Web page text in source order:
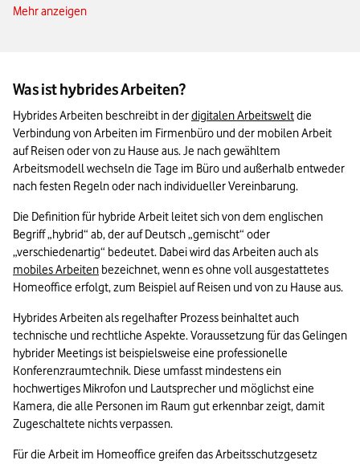
Das passende hybride Arbeitsmodell finden
Mehr anzeigen
Was ist hybrides Arbeiten?
Hybrides Arbeiten beschreibt in der digitalen Arbeitswelt die
Verbindung von Arbeiten im Firmenbüro und der mobilen Arbeit
auf Reisen oder von zu Hause aus. Je nach gewähltem
Arbeitsmodell wechseln die Tage im Büro und außerhalb entweder
nach festen Regeln oder nach individueller Vereinbarung.
Die Definition für hybride Arbeit leitet sich von dem englischen
Begriff „hybrid“ ab, der auf Deutsch „gemischt“ oder
mobiles Arbeiten bezeichnet, wenn es ohne voll ausgestattetes
Homeoffice erfolgt, zum Beispiel auf Reisen und von zu Hause aus.
Hybrides Arbeiten als regelhafter Prozess beinhaltet auch
technische und rechtliche Aspekte. Voraussetzung für das Gelingen
hybrider Meetings ist beispielsweise eine professionelle
Konferenzraumtechnik. Diese umfasst mindestens ein
hochwertiges Mikrofon und Lautsprecher und möglichst eine
Kamera, die alle Personen im Raum gut erkennbar zeigt, damit
Zugeschaltete nichts verpassen.
Für die Arbeit im Homeoffice greifen das Arbeitsschutzgesetz